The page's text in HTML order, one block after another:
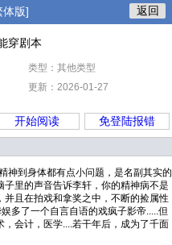
体版] 返回
穿剧本
类型：其他类型
更新：2026-01-27
开始阅读 免登陆报错
神到身体都有点小问题，是名副其实的
里的声音告诉李轩，你的精神病不是
且在拍戏和拿奖之中，不断的捡属性
多了一个自言自语的戏疯子影帝.....但
会计，医学....若干年后，成为了千面